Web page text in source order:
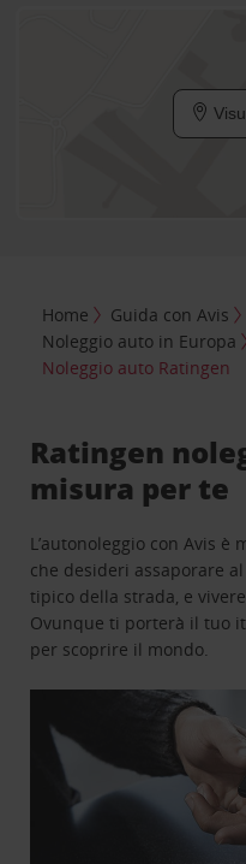
Home Guida con Avis
Noleggio auto in Europa
Noleggio auto Ratingen
Ratingen
misura per te
L’autonoleggio con Avis
che desideri assaporare
tipico della strada, e
Ovunque ti porterà il tuo
per scoprire il mondo.